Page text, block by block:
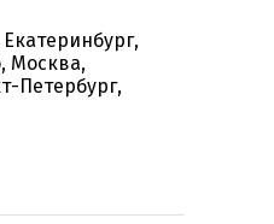
Москва,
Петербург,